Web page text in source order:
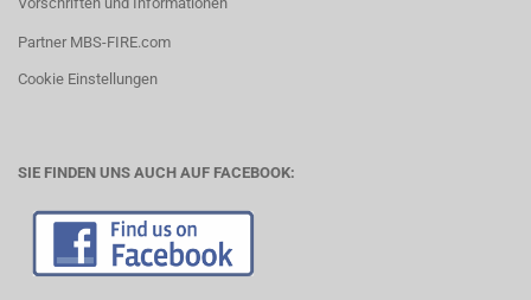
Partner MBS-FIRE.com
Cookie Einstellungen
SIE FINDEN UNS AUCH AUF FACEBOOK: